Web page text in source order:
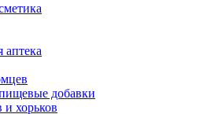
аптека
добавки
и хорьков